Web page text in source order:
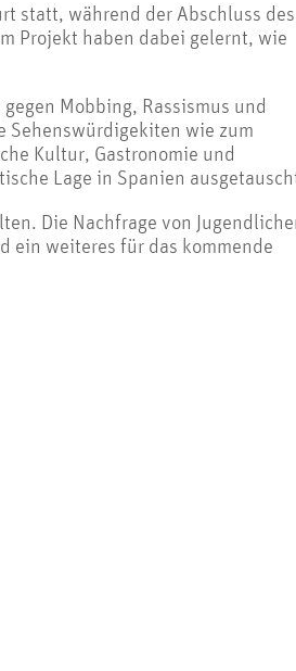
statt, während der Abschluss des
Projekt haben dabei gelernt, wie
Mobbing, Rassismus und
Sehenswürdigekiten wie zum
Kultur, Gastronomie und
Lage in Spanien
Die Nachfrage von
ein weiteres für das kommende